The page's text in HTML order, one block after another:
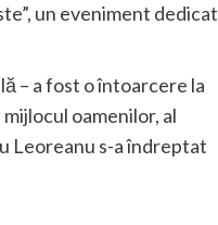
un eveniment dedicat
– a fost o întoarcere la
oamenilor, al
Leoreanu s-a îndreptat